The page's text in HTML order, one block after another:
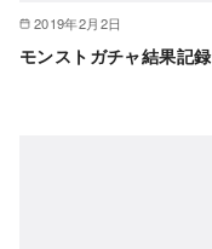
2019年2月2日
モンストガチャ結果記録